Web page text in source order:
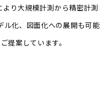
り大規模計測から精密計測
化、図面化への展開も可能
提案しています。